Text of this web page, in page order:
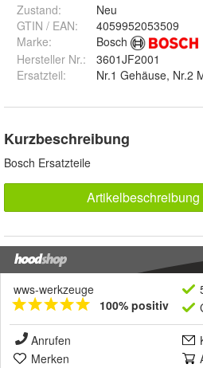
Zustand:
Neu
GTIN / EAN:
4059952053509
Marke:
Bosch
Hersteller Nr.:
3601JF2001
Ersatzteil: Nr.1 Gehäuse, Nr.2
Kurzbeschreibung
Bosch Ersatzteile
wws-werkzeuge
100% positiv
Anrufen
Merken